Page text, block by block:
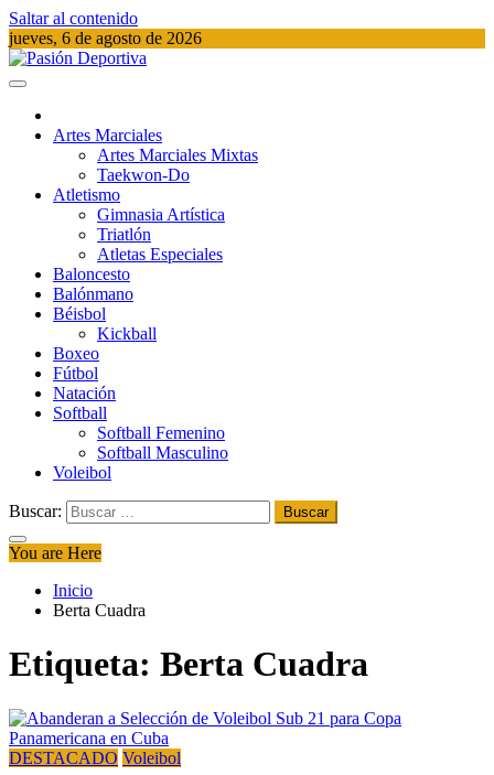
Saltar al contenido
jueves, 6 de agosto de 2026
Artes Marciales
Artes Marciales Mixtas
Taekwon-Do
Atletismo
Gimnasia Artística
Triatlón​
Atletas Especiales
Baloncesto
Balónmano
Béisbol
Kickball​
Boxeo
Fútbol
Natación​
Softball​
Softball​ Femenino
Softball​ Masculino
Voleibol​
Buscar:
You are Here
Inicio
Berta Cuadra
Etiqueta: Berta Cuadra
DESTACADO Voleibol